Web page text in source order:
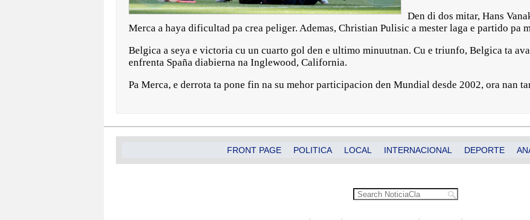
Den di dos mitar, Hans
Merca a haya dificultad pa crea peliger. Ademas, Christian Pulisic a mester laga e partido pa
Belgica a seya e victoria cu un cuarto gol den e ultimo minuutnan. Cu e triunfo, Belgica ta
enfrenta Spaña diabierna na Inglewood, California.
Pa Merca, e derrota ta pone fin na su mehor participacion den Mundial desde 2002, ora nan
FRONT PAGE POLITICA LOCAL INTERNACIONAL DEPORTE